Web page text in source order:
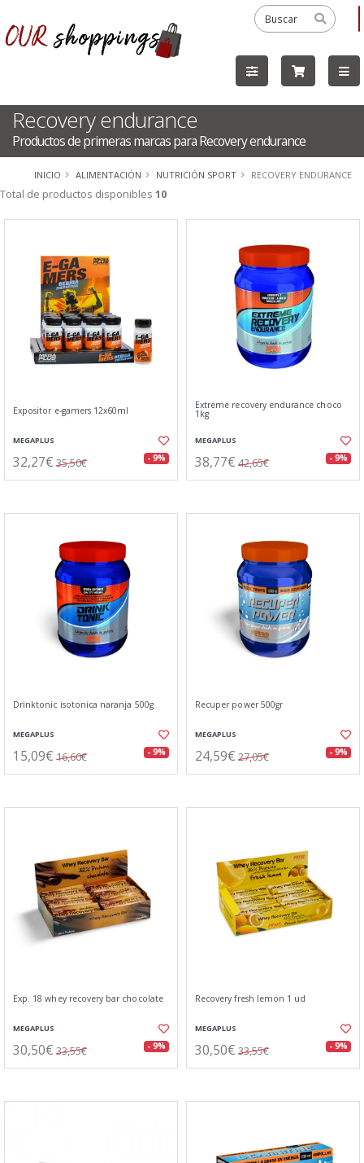
Recovery endurance
Productos de primeras marcas para Recovery endurance
INICIO ALIMENTACIÓN NUTRICIÓN SPORT RECOVERY ENDURANCE
Total de productos disponibles 10
Expositor e-gamers 12x60ml
MEGAPLUS
32,27€ 35,50€ - 9%
Extreme recovery endurance choco
1kg
MEGAPLUS
38,77€ 42,65€ - 9%
Drinktonic isotonica naranja 500g
MEGAPLUS
15,09€ 16,60€ - 9%
Recuper power 500gr
MEGAPLUS
24,59€ 27,05€ - 9%
Exp. 18 whey recovery bar chocolate
MEGAPLUS
30,50€ 33,55€ - 9%
Recovery fresh lemon 1 ud
MEGAPLUS
30,50€ 33,55€ - 9%